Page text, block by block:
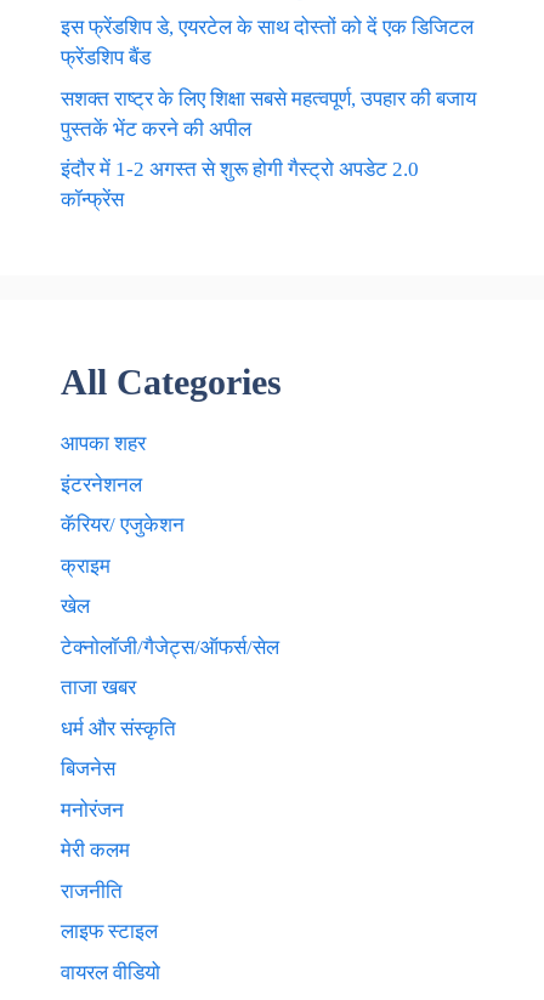
इस फ्रेंडशिप डे, एयरटेल के साथ दोस्तों को दें एक डिजिटल
फ्रेंडशिप बैंड
सशक्त राष्ट्र के लिए शिक्षा सबसे महत्वपूर्ण, उपहार की बजाय
पुस्तकें भेंट करने की अपील
इंदौर में 1-2 अगस्त से शुरू होगी गैस्ट्रो अपडेट 2.0
कॉन्फ्रेंस
All Categories
आपका शहर
इंटरनेशनल
कॅरियर/ एजुकेशन
क्राइम
खेल
टेक्नाेलाॅजी/गैजेट्स/ऑफर्स/सेल
ताजा खबर
धर्म और संस्कृति
बिजनेस
मनोरंजन
मेरी कलम
राजनीति
लाइफ स्टाइल
वायरल वीडियो